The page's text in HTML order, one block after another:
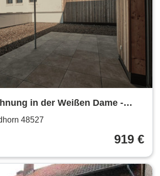
in der Weißen Dame -
48527
919 €